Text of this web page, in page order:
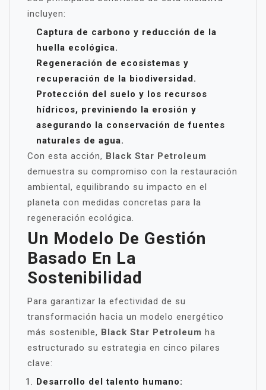
incluyen:
Captura de carbono y reducción de la
huella ecológica.
Regeneración de ecosistemas y
recuperación de la biodiversidad.
Protección del suelo y los recursos
hídricos, previniendo la erosión y
asegurando la conservación de fuentes
naturales de agua.
Con esta acción, Black Star Petroleum
demuestra su compromiso con la restauración
ambiental, equilibrando su impacto en el
planeta con medidas concretas para la
regeneración ecológica.
Un Modelo De Gestión
Basado En La
Sostenibilidad
Para garantizar la efectividad de su
transformación hacia un modelo energético
más sostenible, Black Star Petroleum ha
estructurado su estrategia en cinco pilares
clave:
Desarrollo del talento humano: